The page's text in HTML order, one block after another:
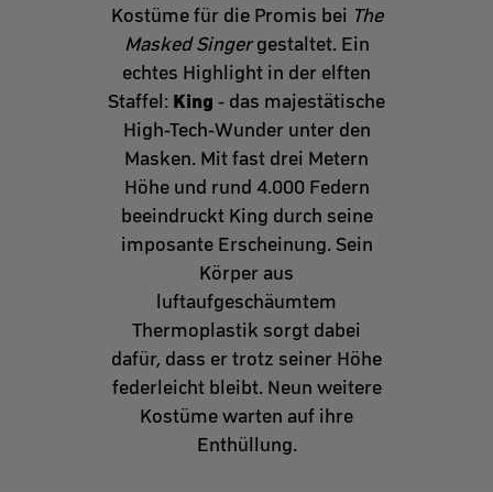
Kostüme für die Promis bei The
Masked Singergestaltet. Ein
echtes Highlight in der elften
Staffel: King - das majestätische
High-Tech-Wunder unter den
Masken. Mit fast drei Metern
Höhe und rund 4.000 Federn
beeindruckt King durch seine
imposante Erscheinung. Sein
Körper aus
luftaufgeschäumtem
Thermoplastik sorgt dabei
dafür, dass er trotz seiner Höhe
federleicht bleibt. Neun weitere
Kostüme warten auf ihre
Enthüllung.